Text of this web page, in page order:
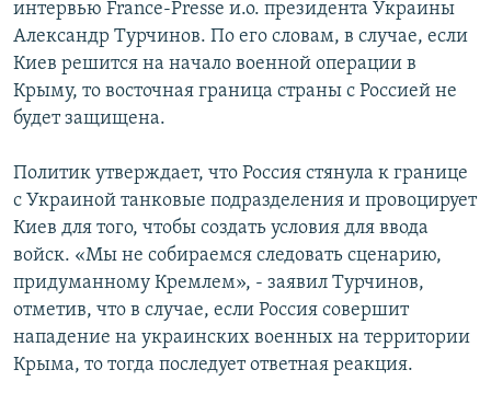
КУЛЬТУРА
СПОРТ
АРХИВ
Հայերեն
English
Русский
Все сайты Радио Азатутюн
интервью France-Presse и.о. президента Украины
Александр Турчинов. По его словам, в случае, если
Киев решится на начало военной операции в
Крыму, то восточная граница страны с Россией не
будет защищена.
Политик утверждает, что Россия стянула к границе
с Украиной танковые подразделения и провоцирует
Киев для того, чтобы создать условия для ввода
войск. «Мы не собираемся следовать сценарию,
придуманному Кремлем», - заявил Турчинов,
отметив, что в случае, если Россия совершит
нападение на украинских военных на территории
Крыма, то тогда последует ответная реакция.